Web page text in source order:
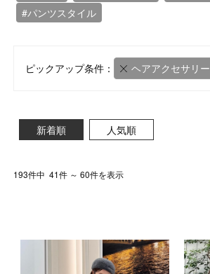
#パンツスタイル
ピックアップ条件： ヘアアクセサリー
新着順 人気順
193件中 41件 ～ 60件を表示